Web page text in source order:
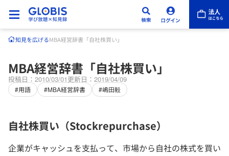
知見を広げるMBA経営辞書「自社株買い」
MBA経営辞書「自社株買い」
投稿日：2010/03/01更新日：2019/04/09
#用語 #MBA経営辞書 #嶋田毅
自社株買い（Stockrepurchase）
企業がキャッシュを支払って、市場から自社の株式を買い